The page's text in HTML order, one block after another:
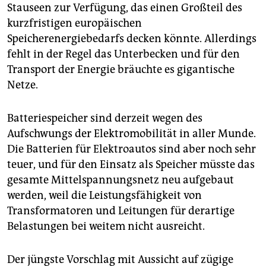
Stauseen zur Verfügung, das einen Großteil des
kurzfristigen europäischen
Speicherenergiebedarfs decken könnte. Allerdings
fehlt in der Regel das Unterbecken und für den
Transport der Energie bräuchte es gigantische
Netze.
Batteriespeicher sind derzeit wegen des
Aufschwungs der Elektromobilität in aller Munde.
Die Batterien für Elektroautos sind aber noch sehr
teuer, und für den Einsatz als Speicher müsste das
gesamte Mittelspannungsnetz neu aufgebaut
werden, weil die Leistungsfähigkeit von
Transformatoren und Leitungen für derartige
Belastungen bei weitem nicht ausreicht.
Der jüngste Vorschlag mit Aussicht auf zügige